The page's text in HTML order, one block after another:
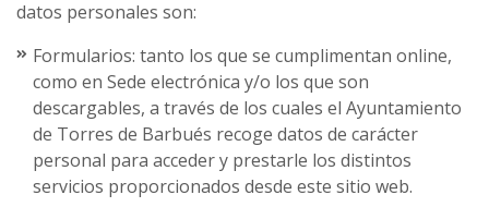
datos personales son:
Formularios: tanto los que se cumplimentan online,
como en Sede electrónica y/o los que son
descargables, a través de los cuales el Ayuntamiento
de Torres de Barbués recoge datos de carácter
personal para acceder y prestarle los distintos
servicios proporcionados desde este sitio web.